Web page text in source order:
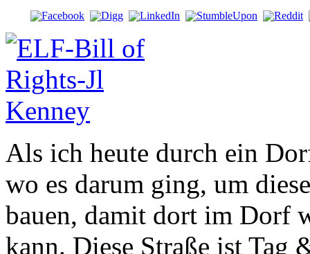
Als ich heute durch ein
wo es darum ging, um
bauen, damit dort im Dorf
kann. Diese Straße ist Tag